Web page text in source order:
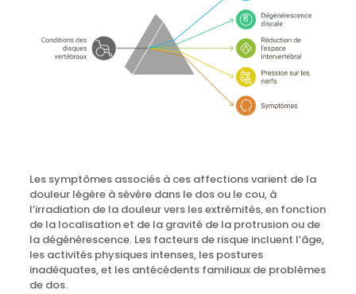
Les symptômes associés à ces affections varient de la
douleur légère à sévère dans le dos ou le cou, à
l’irradiation de la douleur vers les extrémités, en fonction
de la localisation et de la gravité de la protrusion ou de
la dégénérescence. Les facteurs de risque incluent l’âge,
les activités physiques intenses, les postures
inadéquates, et les antécédents familiaux de problèmes
de dos.